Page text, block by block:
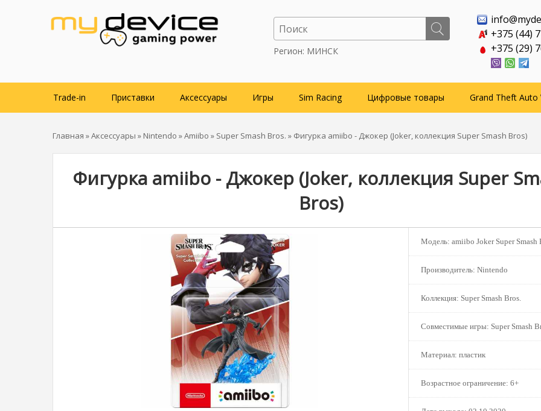
Регион: МИНСК
+375 (44)
+375 (29)
Trade-in Приставки Аксессуары Игры Sim Racing Цифровые товары Grand Theft Auto
Главная »Аксессуары » Nintendo »Amiibo » Super Smash Bros. » Фигурка amiibo - Джокер (Joker, коллекция Super Smash Bros)
Фигурка amiibo - Джокер (Joker, коллекция Super
Bros)
Модель: amiibo Joker Super Smash
Производитель: Nintendo
Коллекция: Super Smash Bros.
Совместимые игры: Super Smash
Материал: пластик
Возрастное ограничение: 6+